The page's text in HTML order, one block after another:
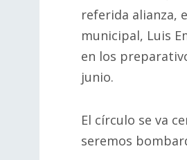
referida alianza,
municipal, Luis
en los
junio.
El círculo se va
seremos